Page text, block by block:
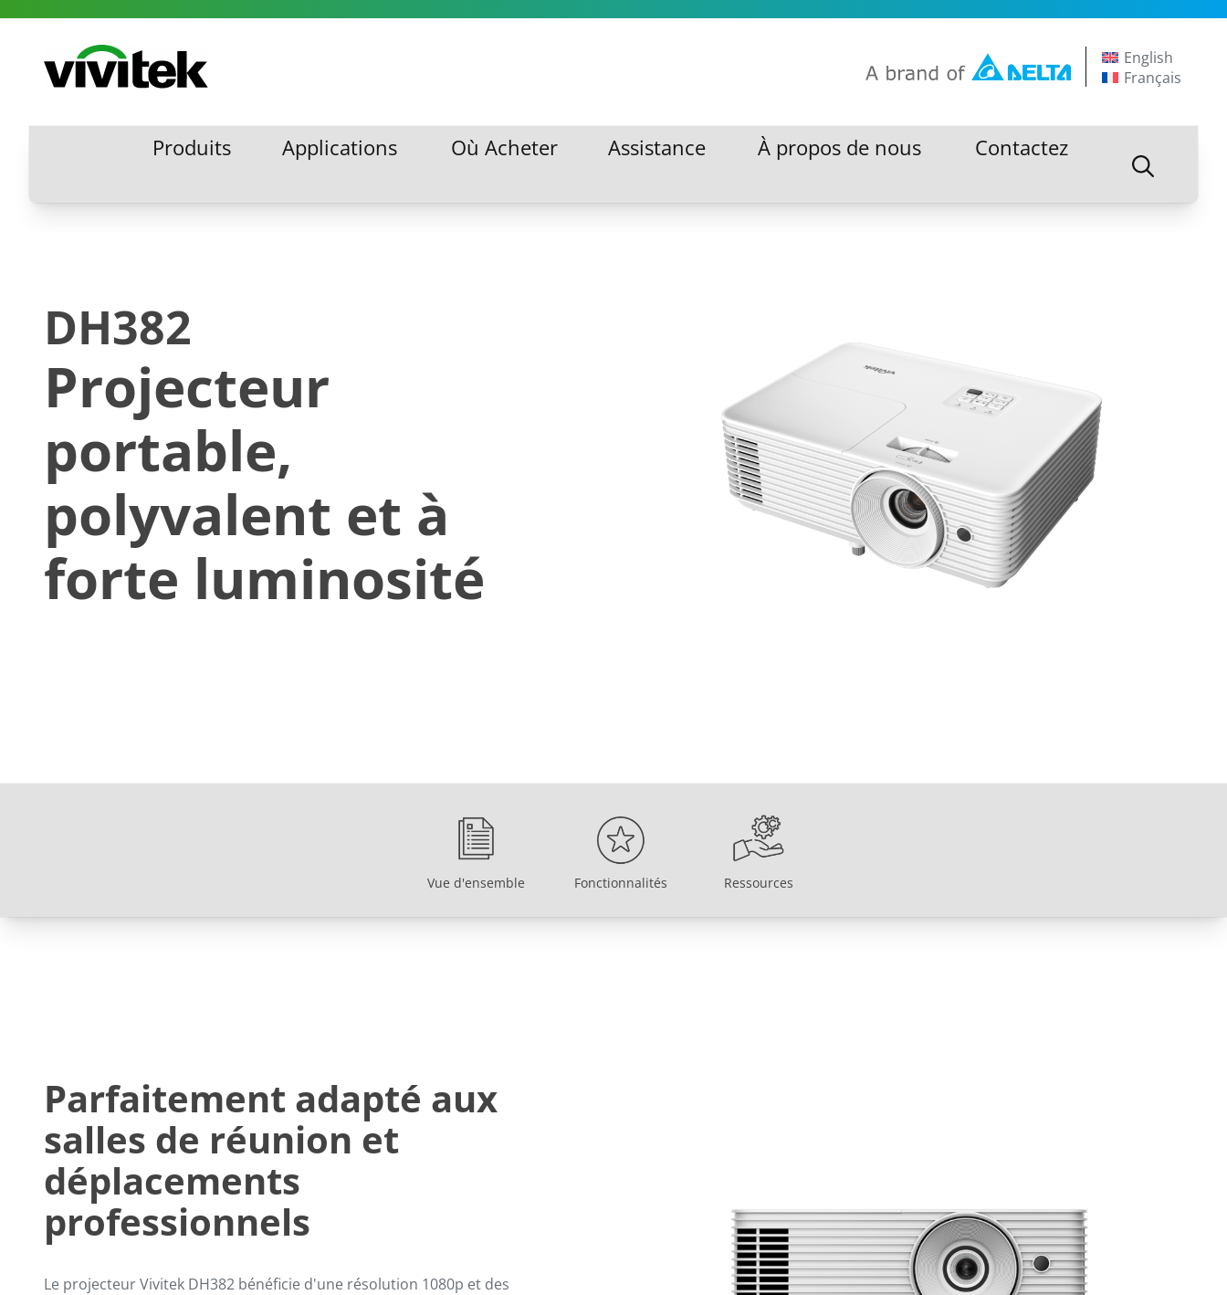
Vivitek
English
Français
Produits
Produits Applications
Applications Où Acheter
Où Acheter Assistance
Assistance À propos de nous
À propos de nous Contactez
Contactez
DH382
Projecteur
portable,
polyvalent et à
forte luminosité
Vue d'ensemble
Vue d'ensemble Fonctionnalités
Fonctionnalités Ressources
Ressources
Parfaitement adapté aux
salles de réunion et
déplacements
professionnels
Le projecteur Vivitek DH382 bénéficie d'une résolution 1080p et des